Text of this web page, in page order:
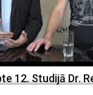
12. Studijā Dr.